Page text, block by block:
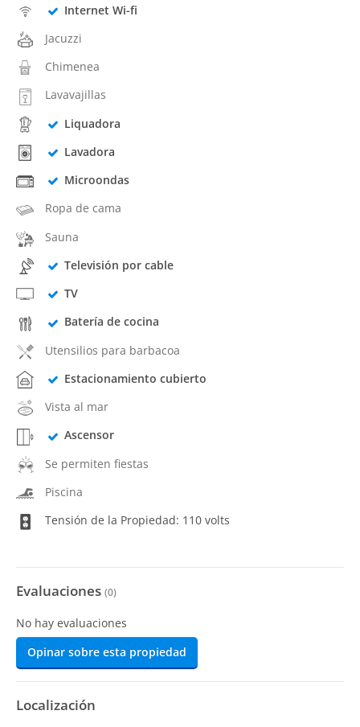
Internet Wi-fi
Jacuzzi
Chimenea
Lavavajillas
Liquadora
Lavadora
Microondas
Ropa de cama
Sauna
Televisión por cable
TV
Batería de cocina
Utensilios para barbacoa
Estacionamiento cubierto
Vista al mar
Ascensor
Se permiten fiestas
Piscina
Tensión de la Propiedad: 110 volts
Evaluaciones (0)
No hay evaluaciones
Opinar sobre esta propiedad
Localización